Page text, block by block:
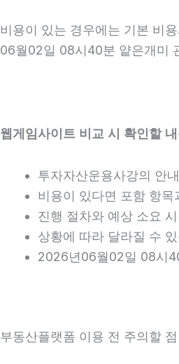
비용이 있는 경우에는 기본 비
06월02일 08시40분 얕은개미
웹게임사이트 비교 시 확인할
투자자산운용사강의 안
비용이 있다면 포함 항
진행 절차와 예상 소요
상황에 따라 달라질 수
2026년06월02일 08시
부동산플랫폼 이용 전 주의할 점